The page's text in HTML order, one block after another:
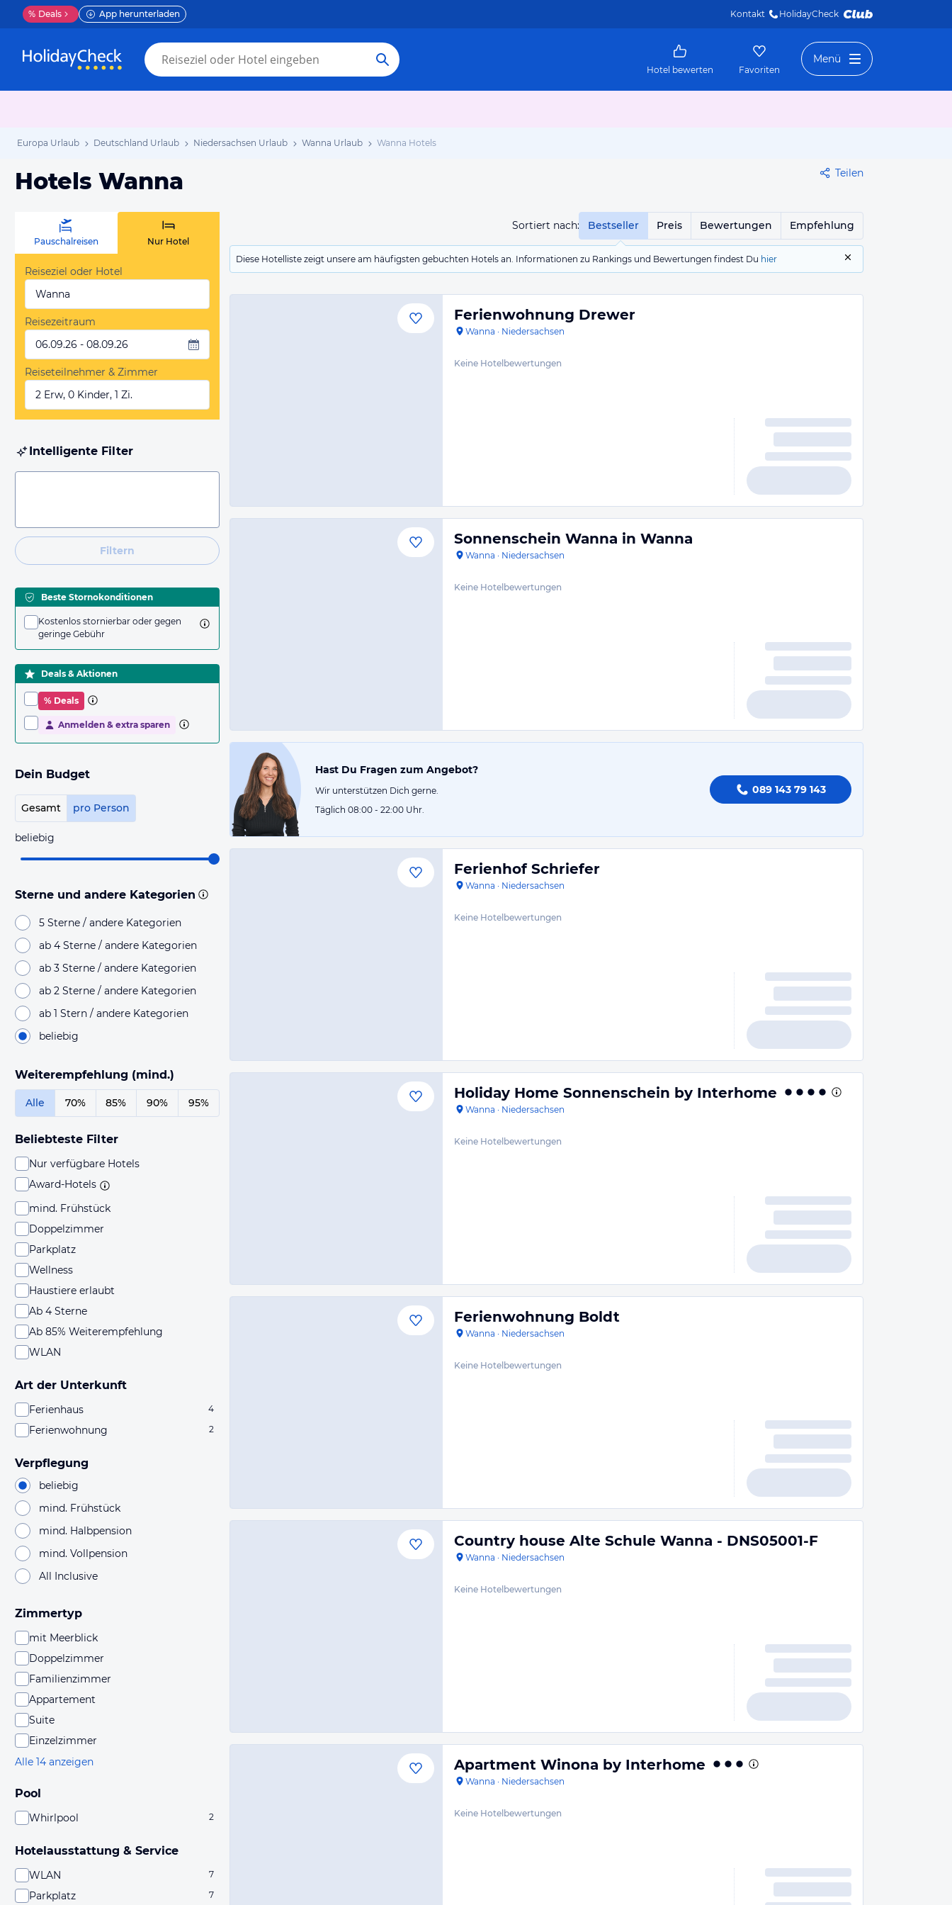
% Deals App herunterladen Kontakt HolidayCheck
Hotel bewerten Favoriten
Menü
Europa Urlaub Deutschland Urlaub Niedersachsen Urlaub Wanna Urlaub Wanna Hotels
Hotels Wanna Teilen
Sortiert nach: Bestseller Preis Bewertungen Empfehlung
Diese Hotelliste zeigt unsere am häufigsten gebuchten Hotels an. Informationen zu Rankings und Bewertungen findest Du hier
Pauschalreisen Nur Hotel
Reiseziel oder Hotel
Wanna
Reisezeitraum
06.09.26 - 08.09.26
Reiseteilnehmer & Zimmer
2 Erw, 0 Kinder, 1 Zi.
Intelligente Filter
Filtern
Beste Stornokonditionen
Kostenlos stornierbar oder gegen
geringe Gebühr
Deals & Aktionen
% Deals
Anmelden & extra sparen
Dein Budget
Gesamt pro Person
beliebig
Sterne und andere Kategorien
5 Sterne / andere Kategorien
ab 4 Sterne / andere Kategorien
ab 3 Sterne / andere Kategorien
ab 2 Sterne / andere Kategorien
ab 1 Stern / andere Kategorien
beliebig
Weiterempfehlung (mind.)
Alle 70% 85% 90% 95%
Beliebteste Filter
Nur verfügbare Hotels
Award-Hotels
mind. Frühstück
Doppelzimmer
Parkplatz
Wellness
Haustiere erlaubt
Ab 4 Sterne
Ab 85% Weiterempfehlung
WLAN
Art der Unterkunft
Ferienhaus 4
Ferienwohnung 2
Verpflegung
beliebig
mind. Frühstück
mind. Halbpension
mind. Vollpension
All Inclusive
Zimmertyp
mit Meerblick
Doppelzimmer
Familienzimmer
Appartement
Suite
Einzelzimmer
Alle 14 anzeigen
Pool
Whirlpool 2
Hotelausstattung & Service
WLAN 7
Parkplatz 7
Ferienwohnung Drewer
Wanna · Niedersachsen
Keine Hotelbewertungen
Sonnenschein Wanna in Wanna
Wanna · Niedersachsen
Keine Hotelbewertungen
Hast Du Fragen zum Angebot?
Wir unterstützen Dich gerne.
Täglich 08:00 - 22:00 Uhr.
089 143 79 143
Ferienhof Schriefer
Wanna · Niedersachsen
Keine Hotelbewertungen
Holiday Home Sonnenschein by Interhome
Wanna · Niedersachsen
Keine Hotelbewertungen
Ferienwohnung Boldt
Wanna · Niedersachsen
Keine Hotelbewertungen
Country house Alte Schule Wanna - DNS05001-F
Wanna · Niedersachsen
Keine Hotelbewertungen
Apartment Winona by Interhome
Wanna · Niedersachsen
Keine Hotelbewertungen